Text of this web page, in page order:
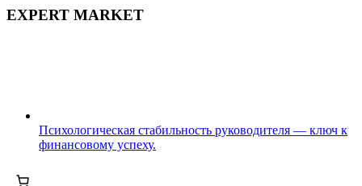
EXPERT MARKET
Психологическая стабильность руководителя — ключ к
финансовому успеху.